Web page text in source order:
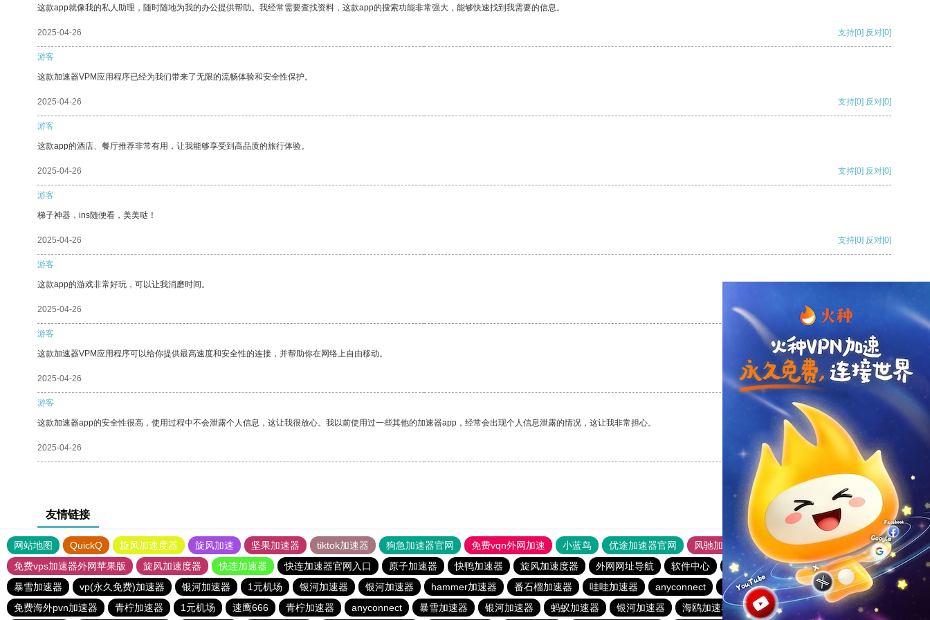
这款app就像我的私人助理，随时随地为我的办公提供帮助。我经常需要查找资料，这款app的搜索功能非常强大，能够快速找到我需要的信息。
2025-04-26 支持[0] 反对[0]
游客
这款加速器VPM应用程序已经为我们带来了无限的流畅体验和安全性保护。
2025-04-26 支持[0] 反对[0]
游客
这款app的酒店、餐厅推荐非常有用，让我能够享受到高品质的旅行体验。
2025-04-26 支持[0] 反对[0]
游客
梯子神器，ins随便看，美美哒！
2025-04-26 支持[0] 反对[0]
游客
这款app的游戏非常好玩，可以让我消磨时间。
2025-04-26 支持
游客
这款加速器VPM应用程序可以给你提供最高速度和安全性的连接，并帮助你在网络上自由移动。
2025-04-26 支持[0] 反对[0]
游客
这款加速器app的安全性很高，使用过程中不会泄露个人信息，这让我很放心。我以前使用过一些其他的加速器app，经常会出现个人信息泄露的情况，这让我非常担心。
2025-04-26 支持[0] 反对[0]
友情链接
网站地图 QuickQ 旋风加速度器 旋风加速 坚果加速器 tiktok加速器 狗急加速器官网 免费vqn外网加速 小蓝鸟 优途加速器官网 风驰加速器
旋风加速器
免费vps加速器外网苹果版
旋风加速度器 快连加速器 快连加速器官网入口 原子加速器 快鸭加速器 旋风加速度器 外网网址导航 软件中心 原子加速器 abc加速器
暴雪加速器
暴雪加速器
vp(永久免费)加速器 银河加速器 1元机场 银河加速器 银河加速器 hammer加速器 番石榴加速器 哇哇加速器 anyconnect 橘子加速器
银河加速器
免费海外pvn加速器
青柠加速器 1元机场 速鹰666 青柠加速器 anyconnect 暴雪加速器 银河加速器 蚂蚁加速器 银河加速器 海鸥加速器 veee加速器 银河加速器